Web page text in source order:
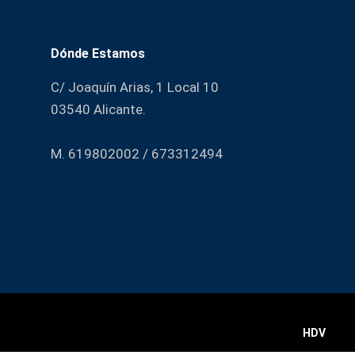
Dónde Estamos
C/ Joaquín Arias, 1 Local 10
03540 Alicante.
M. 619802002 / 673312494
HDV